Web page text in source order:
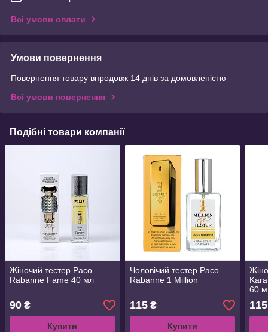
Всі умови оплати
Умови повернення
Повернення товару впродовж 14 днів за домовленістю
Всі умови повернення
Подібні товари компанії
Жіночий тестер Paco
Rabanne Fame 40 мл
90 ₴
Купити
Чоловічий тестер Paco
Rabanne 1 Million
115₴
Купити
60
115